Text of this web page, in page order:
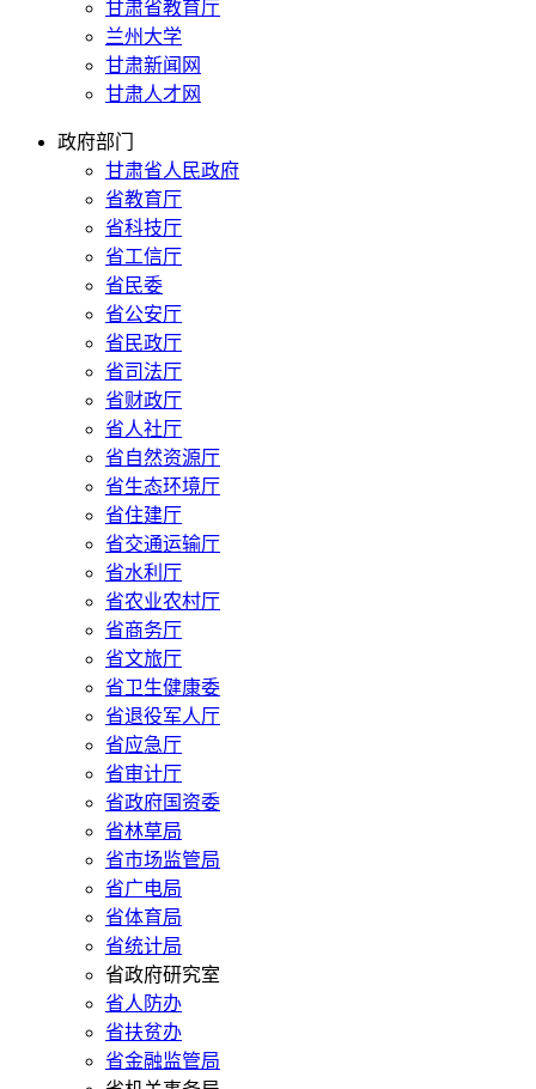
甘肃省教育厅
兰州大学
甘肃新闻网
甘肃人才网
政府部门
甘肃省人民政府
省教育厅
省科技厅
省工信厅
省民委
省公安厅
省民政厅
省司法厅
省财政厅
省人社厅
省自然资源厅
省生态环境厅
省住建厅
省交通运输厅
省水利厅
省农业农村厅
省商务厅
省文旅厅
省卫生健康委
省退役军人厅
省应急厅
省审计厅
省政府国资委
省林草局
省市场监管局
省广电局
省体育局
省统计局
省政府研究室
省人防办
省扶贫办
省金融监管局